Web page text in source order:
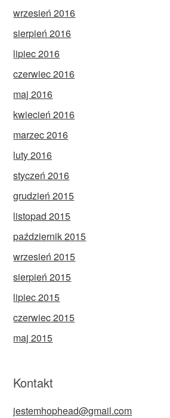
wrzesień 2016
sierpień 2016
lipiec 2016
czerwiec 2016
maj 2016
kwiecień 2016
marzec 2016
luty 2016
styczeń 2016
grudzień 2015
listopad 2015
październik 2015
wrzesień 2015
sierpień 2015
lipiec 2015
czerwiec 2015
maj 2015
Kontakt
jestemhophead@gmail.com